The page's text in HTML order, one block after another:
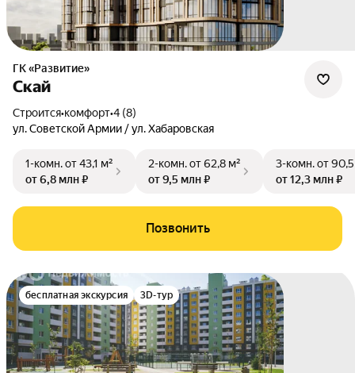
ГК «Развитие»
Скай
Строится•комфорт•4 (8)
ул. Советской Армии / ул. Хабаровская
1-комн.от 43,1 м²
от 6,8 млн ₽
2-комн.от 62,8 м²
от 9,5 млн ₽
3-комн.от
от 12,3 млн ₽
Позвонить
бесплатная экскурсия 3D-тур